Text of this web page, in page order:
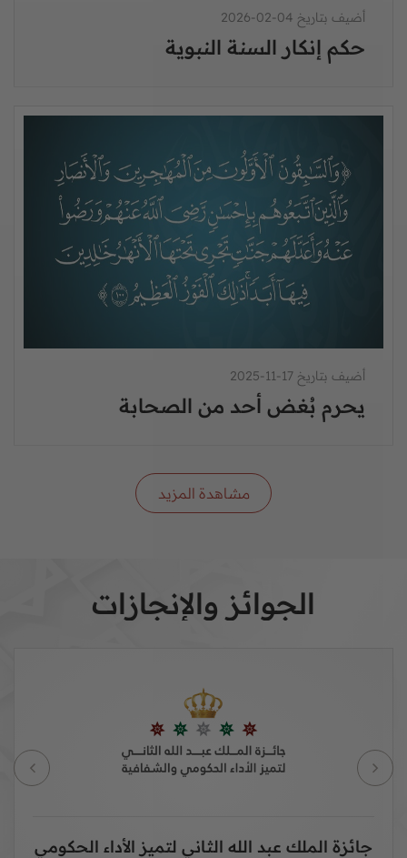
أضيف بتاريخ 04-02-2026
حكم إنكار السنة النبوية
أضيف بتاريخ 17-11-2025
يحرم بُغض أحد من الصحابة
مشاهدة المزيد
الجوائز والإنجازات
الملك عبد الله الثاني لتميز الأداء الحكومي